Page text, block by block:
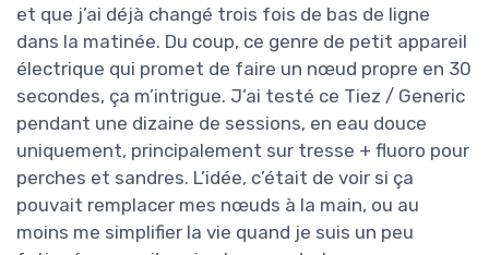
et que j’ai déjà changé trois fois de bas de ligne
dans la matinée. Du coup, ce genre de petit appareil
électrique qui promet de faire un nœud propre en 30
secondes, ça m’intrigue. J’ai testé ce Tiez / Generic
pendant une dizaine de sessions, en eau douce
uniquement, principalement sur tresse + fluoro pour
perches et sandres. L’idée, c’était de voir si ça
pouvait remplacer mes nœuds à la main, ou au
moins me simplifier la vie quand je suis un peu